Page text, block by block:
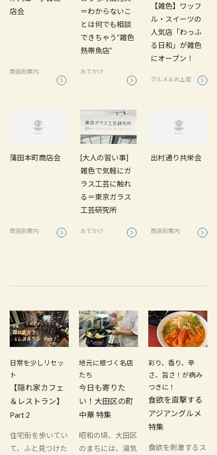
店会
商店街案内
＝わからないこ
とは何でも相談
できちゃう“雑色
熱帯魚店”
おでかけ
【雑色】ワッフ
ル・スイーツの
人気店「わっふ
る日和」が雑色
にオープン！
グルメ＆お土産
蒲田本町商店会
商店街案内
[大人の習い事]
雑色で気軽にガ
ラス工芸に触れ
る＝東京ガラス
工芸研究所
おでかけ
出村通り共栄会
商店街案内
日常を少しリセッ
ト
【隠れ家カフェ
＆レストラン】
Part 2
住宅街を歩いてい
て、ふと見つけた
地元に根づく名店
たち
今日も寄りた
い！大田区の町
中華 特集
昭和の頃、大田区
のまちには、湯気
彩り、香り、辛
さ、旨さ！が病み
つきに！
食欲を直撃する
アジアングルメ
特集
食欲を刺激するス